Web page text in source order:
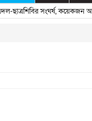
সংঘর্ষ, কয়েকজন আহত